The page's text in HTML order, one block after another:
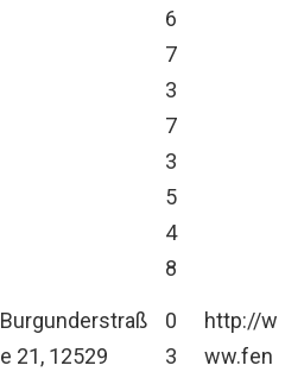
6
7
3
7
3
5
4
8
Burgunderstraß
e 21, 12529
0
3
http://w
ww.fen